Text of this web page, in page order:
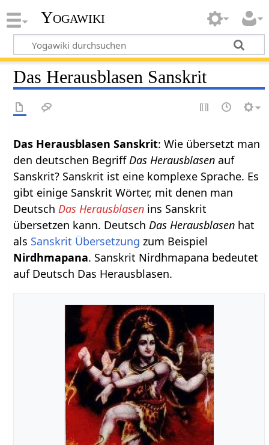
Yogawiki
Das Herausblasen Sanskrit
Das Herausblasen Sanskrit: Wie übersetzt man
den deutschen BegriffDas Herausblasen auf
Sanskrit? Sanskrit ist eine komplexe Sprache. Es
gibt einige Sanskrit Wörter, mit denen man
DeutschDas Herausblasen ins Sanskrit
übersetzen kann. DeutschDas Herausblasen hat
als Sanskrit Übersetzung zum Beispiel
Nirdhmapana. Sanskrit Nirdhmapana bedeutet
auf Deutsch Das Herausblasen.